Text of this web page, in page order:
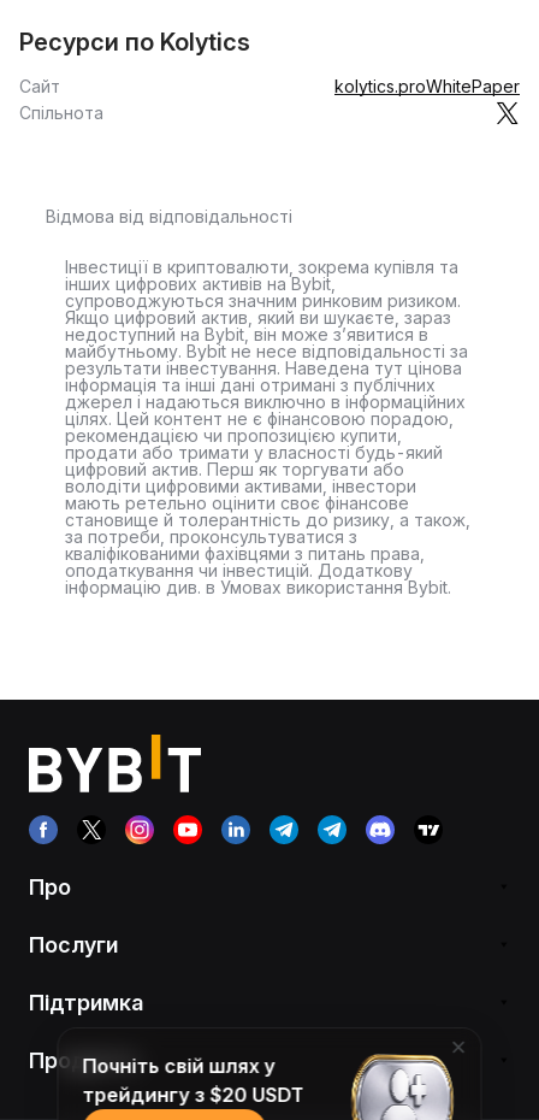
Ресурси по Kolytics
Сайт kolytics.proWhitePaper
Спільнота
Відмова від відповідальності
Інвестиції в криптовалюти, зокрема купівля та
інших цифрових активів на Bybit,
супроводжуються значним ринковим ризиком.
Якщо цифровий актив, який ви шукаєте, зараз
недоступний на Bybit, він може з’явитися в
майбутньому. Bybit не несе відповідальності за
результати інвестування. Наведена тут цінова
інформація та інші дані отримані з публічних
джерел і надаються виключно в інформаційних
цілях. Цей контент не є фінансовою порадою,
рекомендацією чи пропозицією купити,
продати або тримати у власності будь-який
цифровий актив. Перш як торгувати або
володіти цифровими активами, інвестори
мають ретельно оцінити своє фінансове
становище й толерантність до ризику, а також,
за потреби, проконсультуватися з
кваліфікованими фахівцями з питань права,
оподаткування чи інвестицій. Додаткову
інформацію див. в Умовах використання Bybit.
Про
Послуги
Підтримка
ПродуктиПочніть свій шлях у
трейдингу з $20 USDT